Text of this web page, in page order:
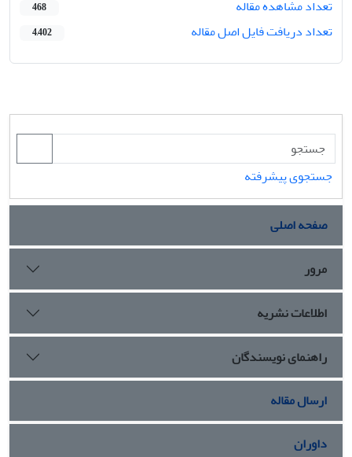
تعداد مشاهده مقاله
468
تعداد دریافت فایل اصل مقاله 4,402
جستجوی پیشرفته
صفحه اصلی
مرور
اطلاعات نشریه
راهنمای نویسندگان
ارسال مقاله
داوران